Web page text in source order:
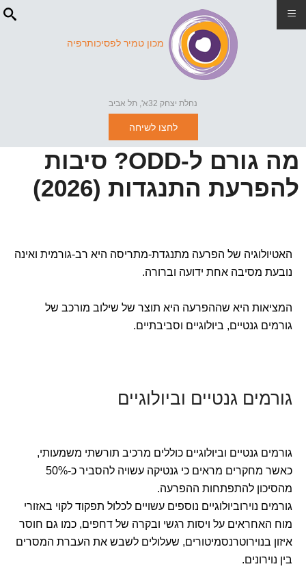
מכון טמיר לפסיכותרפיה
נחלת יצחק 32א', תל אביב
לחצו לשיחה
מה גורם ל-ODD? סיבות
להפרעת התנגדות (2026)
האטיולוגיה של הפרעה מתנגדת-מתריסה היא רב-גורמית ואינה
נובעת מסיבה אחת ידועה וברורה.
המציאות היא שההפרעה היא תוצר של שילוב מורכב של
גורמים גנטיים, ביולוגיים וסביבתיים.
גורמים גנטיים וביולוגיים
גורמים גנטיים וביולוגיים כוללים מרכיב תורשתי משמעותי,
כאשר מחקרים מראים כי גנטיקה עשויה להסביר כ-50%
מהסיכון להתפתחות ההפרעה.
גורמים נוירוביולוגיים נוספים עשויים לכלול תפקוד לקוי באזורי
מוח האחראים על ויסות רגשי ובקרה של דחפים, כמו גם חוסר
איזון בנוירוטרנסמיטורים, שעלולים לשבש את העברת המסרים
בין נוירונים.
≡